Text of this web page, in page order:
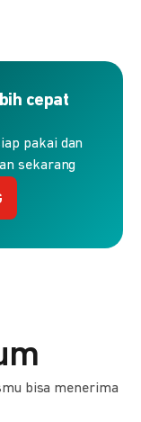
cepat
pakai dan
sekarang
bisa menerima